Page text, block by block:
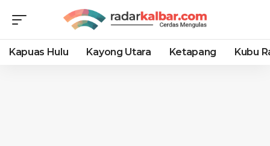
Kapuas Hulu Kayong Utara Ketapang Kubu